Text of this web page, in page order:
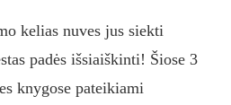
kelias nuves jus siekti
padės išsiaiškinti! Šiose 3
knygose pateikiami